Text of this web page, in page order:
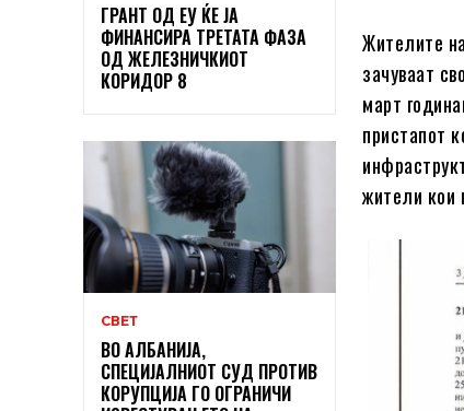
ГРАНТ ОД ЕУ ЌЕ ЈА
ФИНАНСИРА ТРЕТАТА ФАЗА
ОД ЖЕЛЕЗНИЧКИОТ
КОРИДОР 8
СВЕТ
ВО АЛБАНИЈА,
СПЕЦИЈАЛНИОТ СУД ПРОТИВ
КОРУПЦИЈА ГО ОГРАНИЧИ
Жителите
зачуваат
март
пристапот
жители кои